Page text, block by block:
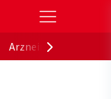
der